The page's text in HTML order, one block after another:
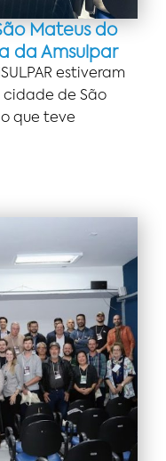
Mateus do
da Amsulpar
estiveram
cidade de São
que teve